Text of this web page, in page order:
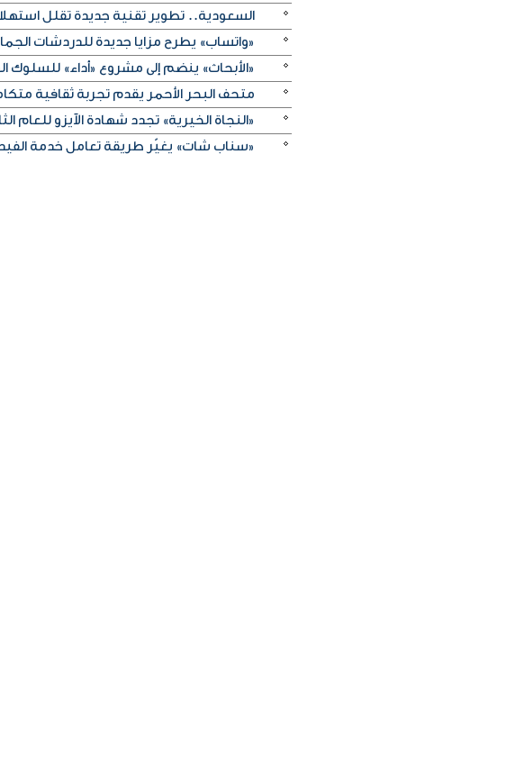
السعودية.. تطوير تقنية جديدة تقلل
«واتساب» يطرح مزايا جديدة للدردشات
«الأبحاث» ينضم إلى مشروع «أداء» للسلوك
متحف البحر الأحمر يقدم تجربة ثقافية
«النجاة الخيرية» تجدد شهادة الآيزو للعام
«سناب شات» يغيّر طريقة تعامل خدمة